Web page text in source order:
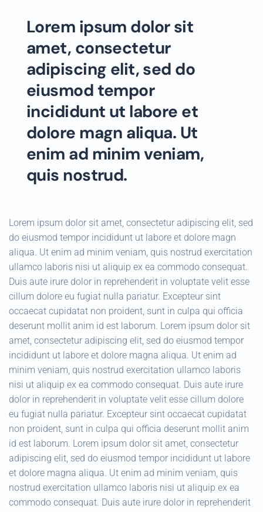
Lorem ipsum dolor sit
amet, consectetur
adipiscing elit, sed do
eiusmod tempor
incididunt ut labore et
dolore magn aliqua. Ut
enim ad minim veniam,
quis nostrud.
Lorem ipsum dolor sit amet, consectetur adipiscing elit, sed
do eiusmod tempor incididunt ut labore et dolore magn
aliqua. Ut enim ad minim veniam, quis nostrud exercitation
ullamco laboris nisi ut aliquip ex ea commodo consequat.
Duis aute irure dolor in reprehenderit in voluptate velit esse
cillum dolore eu fugiat nulla pariatur. Excepteur sint
occaecat cupidatat non proident, sunt in culpa qui officia
deserunt mollit anim id est laborum. Lorem ipsum dolor sit
amet, consectetur adipiscing elit, sed do eiusmod tempor
incididunt ut labore et dolore magna aliqua. Ut enim ad
minim veniam, quis nostrud exercitation ullamco laboris
nisi ut aliquip ex ea commodo consequat. Duis aute irure
dolor in reprehenderit in voluptate velit esse cillum dolore
eu fugiat nulla pariatur. Excepteur sint occaecat cupidatat
non proident, sunt in culpa qui officia deserunt mollit anim
id est laborum. Lorem ipsum dolor sit amet, consectetur
adipiscing elit, sed do eiusmod tempor incididunt ut labore
et dolore magna aliqua. Ut enim ad minim veniam, quis
nostrud exercitation ullamco laboris nisi ut aliquip ex ea
commodo consequat. Duis aute irure dolor in reprehenderit